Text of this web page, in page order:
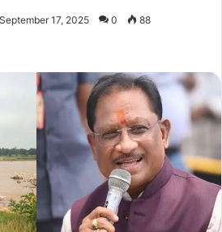
September 17, 2025 0 88